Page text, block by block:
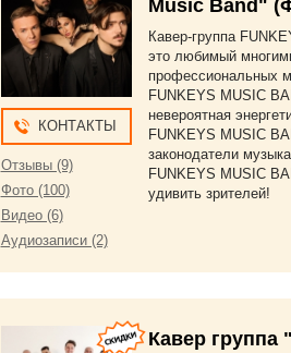
КОНТАКТЫ
Отзывы (9)
Фото (100)
Видео (6)
Аудиозаписи (2)
Music Band"
Кавер-группа
это любимый
профессиональных
FUNKEYS MUSIC
невероятная
FUNKEYS MUSIC
законодатели
FUNKEYS MUSIC
удивить зрителей!
Кавер группа